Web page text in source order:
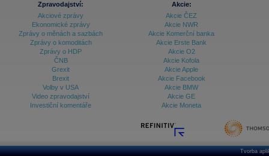
Archiv - Vývoj české koruny
Archiv analýz - Makroukazatele
Ceny průmyslových výrobců - Data a prognózy
Ceny průmyslových výrobců - Graf (ČR)
Ceny průmyslových výrobců - Kalendář (ČR)
Ceny průmyslových výrobců - Zpravodajství
Databanka - Ceny
Zpravodajství:
Akciové zprávy
Ekonomické zprávy
Zprávy o měnách a sazbách
Zprávy o komoditách
Zprávy o HDP
ČNB
Grexit
Brexit
Volby v USA
Video zpravodajství
Investiční komentáře
Akcie:
Akcie ČEZ
Akcie NWR
Akcie Komerční banka
Akcie Erste Bank
Akcie O2
Akcie Kofola
Akcie Apple
Akcie Facebook
Akcie BMW
Akcie GE
Akcie Moneta
Tvorba